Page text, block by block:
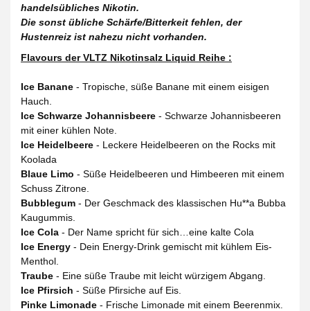
handelsübliches Nikotin.
Die sonst übliche Schärfe/Bitterkeit fehlen, der
Hustenreiz ist nahezu nicht vorhanden.
Flavours der VLTZ Nikotinsalz Liquid Reihe :
Ice Banane - Tropische, süße Banane mit einem eisigen
Hauch.
Ice Schwarze Johannisbeere - Schwarze Johannisbeeren
mit einer kühlen Note.
Ice Heidelbeere - Leckere Heidelbeeren on the Rocks mit
Koolada
Blaue Limo - Süße Heidelbeeren und Himbeeren mit einem
Schuss Zitrone.
Bubblegum - Der Geschmack des klassischen Hu**a Bubba
Kaugummis.
Ice Cola - Der Name spricht für sich…eine kalte Cola
Ice Energy - Dein Energy-Drink gemischt mit kühlem Eis-
Menthol.
Traube - Eine süße Traube mit leicht würzigem Abgang.
Ice Pfirsich - Süße Pfirsiche auf Eis.
Pinke Limonade - Frische Limonade mit einem Beerenmix.